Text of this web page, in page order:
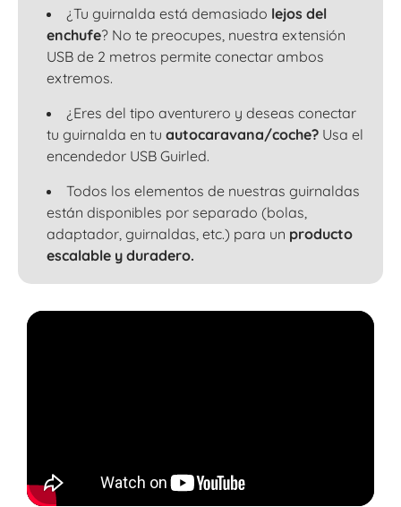
¿Tu guirnalda está demasiado lejos del
enchufe? No te preocupes, nuestra extensión
USB de 2 metros permite conectar ambos
extremos.
¿Eres del tipo aventurero y deseas conectar
tu guirnalda en tu autocaravana/coche? Usa el
encendedor USB Guirled.
Todos los elementos de nuestras guirnaldas
están disponibles por separado (bolas,
adaptador, guirnaldas, etc.) para un producto
escalable y duradero.